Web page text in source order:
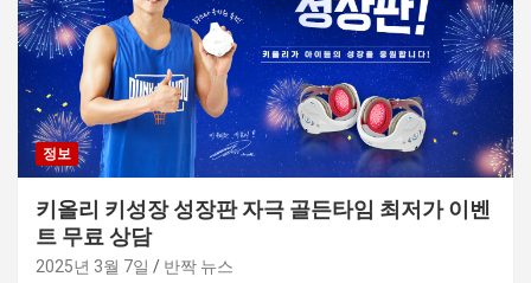
정보
키올리 키성장 성장판 자극 골든타임 최저가 이벤
트 무료 상담
2025년 3월 7일 반짝 뉴스